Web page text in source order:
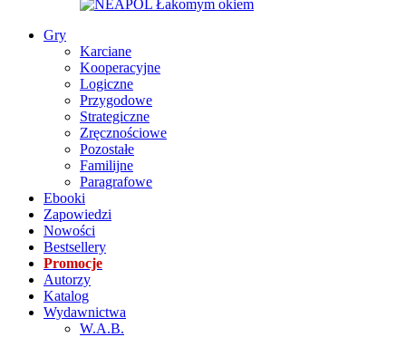
Gry
Karciane
Kooperacyjne
Logiczne
Przygodowe
Strategiczne
Zręcznościowe
Pozostałe
Familijne
Paragrafowe
Ebooki
Zapowiedzi
Nowości
Bestsellery
Promocje
Autorzy
Katalog
Wydawnictwa
W.A.B.